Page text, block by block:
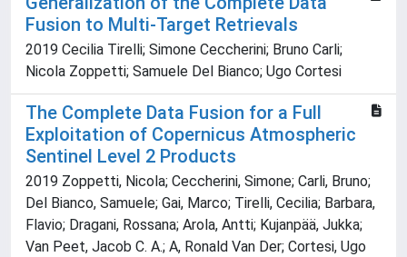
Fusion to Multi-Target Retrievals
2019 Cecilia Tirelli; Simone Ceccherini; Bruno Carli;
Nicola Zoppetti; Samuele Del Bianco; Ugo Cortesi
The Complete Data Fusion for a Full
Exploitation of Copernicus Atmospheric
Sentinel Level 2 Products
2019 Zoppetti, Nicola; Ceccherini, Simone; Carli, Bruno;
Del Bianco, Samuele; Gai, Marco; Tirelli, Cecilia; Barbara,
Flavio; Dragani, Rossana; Arola, Antti; Kujanpää, Jukka;
Van Peet, Jacob C. A.; A, Ronald Van Der; Cortesi, Ugo